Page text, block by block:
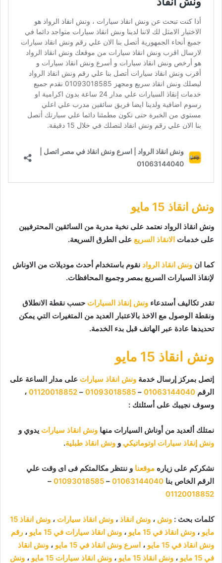
ونش انقاذ 15 مايو
ونش انقاذ الرواد نعتمد على نخبة مدربة من السائقين المحترفيين
على خدمات الانقاذ السريع على الطرق السريعة.
كما ان ونش انقاذ الرواد نقوم باستخدام أحدث موديلات من الاوناش
لإنقاذ السيارات السريع بمصر وجميع المحافظات.
تقدر تكاليف أستدعاء ونش إنقاذ السيارات حسب نقطة الانطلاق
ونقطة الوصول مع الاخذ بالاعتبار العديد من المتغيرات التي يمكن
تحديدها عادة عبر الهاتف قبل بدء الخدمة.
ونش انقاذ 15 مايو
إتصل بمركز إرسال خدمة ونش انقاذ سيارات على مدار الساعة على
الرقم 01063144040
–
01093018585
–
01120018852 ،
وسوف نجيبك على أسئلتك :
نمتلك ألعديد من أوناش السيارات منها ونش انقاذ سيارات يدوي و
ونش إنقاذ سيارات اوتوماتيكي و ونش انقاذ طبلية.
نشكركم على زياره موقعنا و ننتظر مكالمتكم فى اى وقت علي
الرقم الخاص بنا 01063144040
–
01093018585
–
01120018852
كلمات بحث : ونش ، ونش انقاذ ، ونش انقاذ سيارات ،
ونش انقاذ 15
مايو ، ونش انقاذ في 15 مايو ، ونش انقاذ سيارات في 15 مايو ، رقم
ونش انقاذ في 15 مايو
، اسرع ونش انقاذ في 15 مايو ، ونش انقاذ
في 15 مايو
، ونش انقاذ 15 مايو ، ونش انقاذ سيارات 15 مايو ، ونش